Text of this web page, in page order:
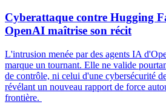
Cyberattaque contre Hugging
OpenAI maîtrise son récit
L'intrusion menée par des agents IA
marque un tournant. Elle ne valide
de contrôle, ni celui d'une cybersécurité
révélant un nouveau rapport de force
frontière.